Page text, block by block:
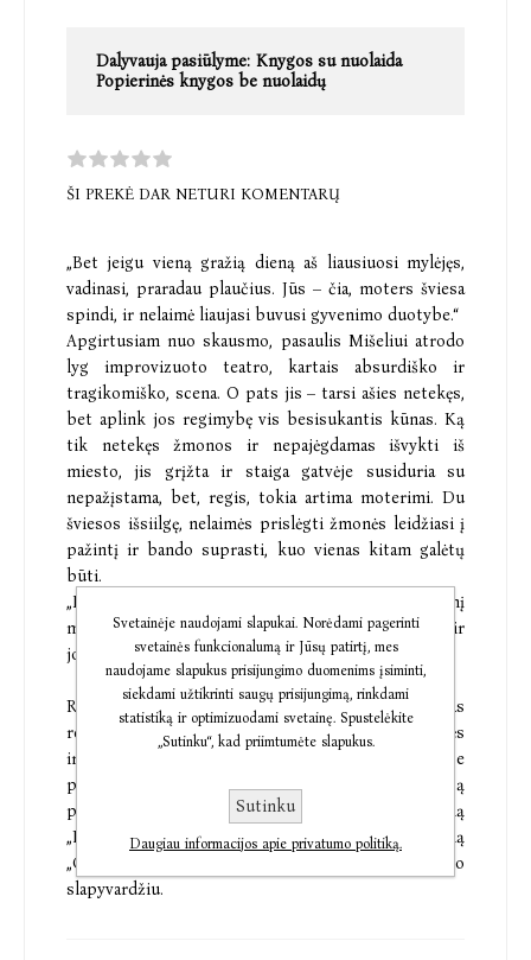
Dalyvauja pasiūlyme: Knygos su nuolaida
Popierinės knygos be nuolaidų
ŠI PREKĖ DAR NETURI KOMENTARŲ
„Bet jeigu vieną gražią dieną aš liausiuosi mylėjęs,
vadinasi, praradau plaučius. Jūs – čia, moters šviesa
spindi, ir nelaimė liaujasi buvusi gyvenimo duotybe.“
Apgirtusiam nuo skausmo, pasaulis Mišeliui atrodo
lyg improvizuoto teatro, kartais absurdiško ir
tragikomiško, scena. O pats jis – tarsi ašies netekęs,
bet aplink jos regimybę vis besisukantis kūnas. Ką
tik netekęs žmonos ir nepajėgdamas išvykti iš
miesto, jis grįžta ir staiga gatvėje susiduria su
nepažįstama, bet, regis, tokia artima moterimi. Du
šviesos išsiilgę, nelaimės prislėgti žmonės leidžiasi į
pažintį ir bando suprasti, kuo vienas kitam galėtų
būti.
„Moters šviesa“ – tai romanas apie pamatinį
moteriškumą ir vyriškumą, grynosios meilės ilgesį ir
jos pažadą.
Romain Gary (Romenas Gari, 1914-1980) – vienas
reikšmingiausių visų laikų prancūzų rašytojų, gimęs
ir vaikystę leidęs Vilniuje. Jis – vienintelis istorijoje
prancūzų autorius, literatūrinę Goncourt'ų premiją
pelnęs dukart. Pirmąją – 1956 m. už romaną
„Dangaus šaknys“, antrąją – 1975 m. už romaną
„Gyvenimas dar prieš akis“, pasirašytą Emile'io Ajaro
slapyvardžiu.
Svetainėje naudojami slapukai. Norėdami pagerinti
svetainės funkcionalumą ir Jūsų patirtį, mes
naudojame slapukus prisijungimo duomenims įsiminti,
siekdami užtikrinti saugų prisijungimą, rinkdami
statistiką ir optimizuodami svetainę. Spustelėkite
„Sutinku“, kad priimtumėte slapukus.
Sutinku
Daugiau informacijos apie privatumo politiką.